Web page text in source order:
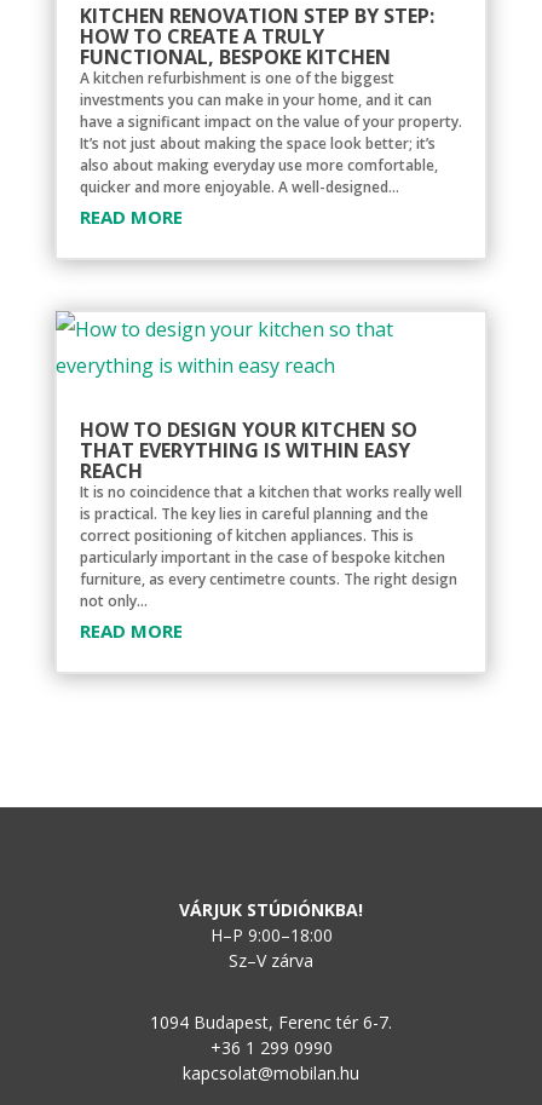
KITCHEN RENOVATION STEP BY STEP:
HOW TO CREATE A TRULY
FUNCTIONAL, BESPOKE KITCHEN
A kitchen refurbishment is one of the biggest
investments you can make in your home, and it can
have a significant impact on the value of your property.
It’s not just about making the space look better; it’s
also about making everyday use more comfortable,
quicker and more enjoyable. A well-designed...
READ MORE
HOW TO DESIGN YOUR KITCHEN SO
THAT EVERYTHING IS WITHIN EASY
REACH
It is no coincidence that a kitchen that works really well
is practical. The key lies in careful planning and the
correct positioning of kitchen appliances. This is
particularly important in the case of bespoke kitchen
furniture, as every centimetre counts. The right design
not only...
READ MORE
VÁRJUK STÚDIÓNKBA!
H–P 9:00–18:00
Sz–V zárva
1094 Budapest, Ferenc tér 6-7.
+36 1 299 0990
kapcsolat@mobilan.hu